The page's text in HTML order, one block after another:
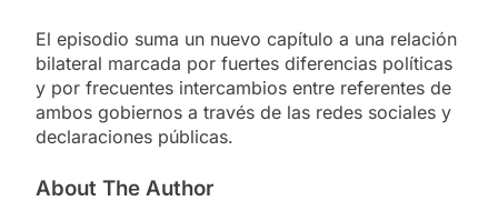
El episodio suma un nuevo capítulo a una relación
bilateral marcada por fuertes diferencias políticas
y por frecuentes intercambios entre referentes de
ambos gobiernos a través de las redes sociales y
declaraciones públicas.
About The Author